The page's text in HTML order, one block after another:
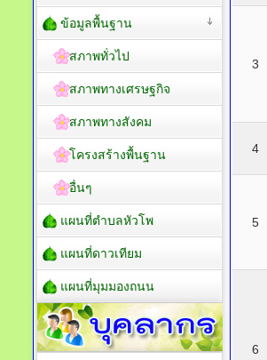
3
4
5
6
ข้อมูลพื้นฐาน
สภาพทั่วไป
สภาพทางเศรษฐกิจ
สภาพทางสังคม
โครงสร้างพื้นฐาน
อื่นๆ
แผนที่ตำบลหัวโพ
แผนที่ดาวเทียม
แผนที่มุมมองถนน